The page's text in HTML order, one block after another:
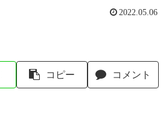
2022.05.06
コピー コメント